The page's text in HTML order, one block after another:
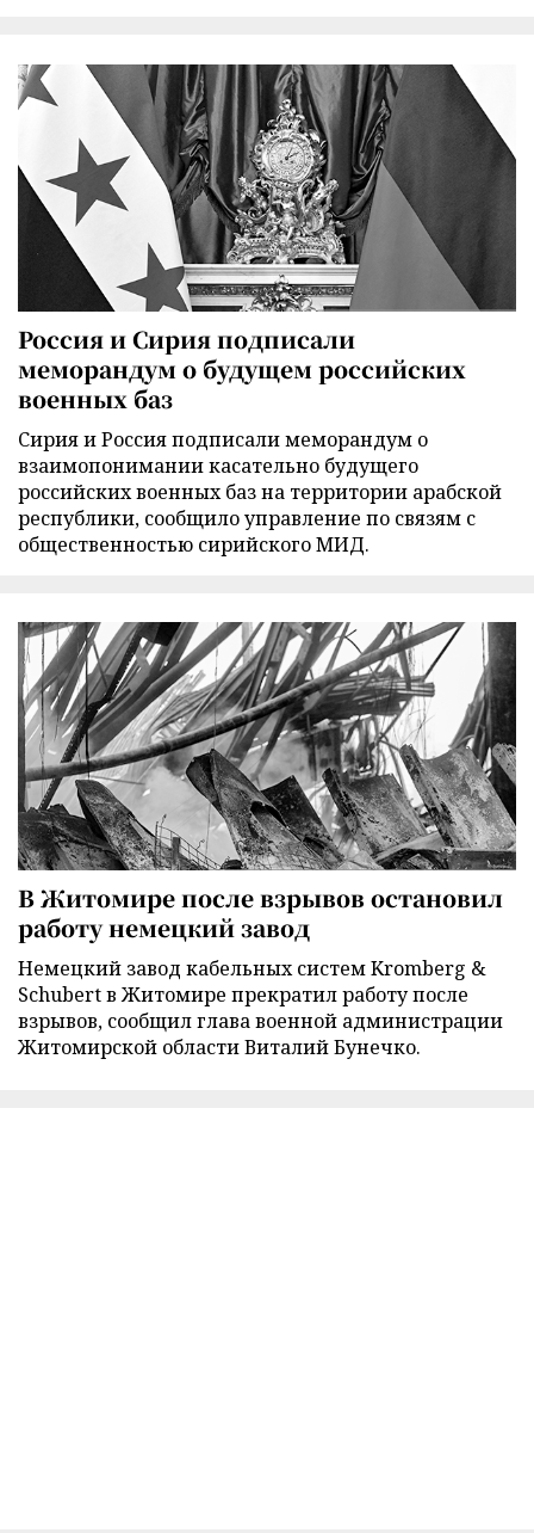
Россия и Сирия подписали
меморандум о будущем российских
военных баз
Сирия и Россия подписали меморандум о
взаимопонимании касательно будущего
российских военных баз на территории арабской
республики, сообщило управление по связям с
общественностью сирийского МИД.
В Житомире после взрывов остановил
работу немецкий завод
Немецкий завод кабельных систем Kromberg &
Schubert в Житомире прекратил работу после
взрывов, сообщил глава военной администрации
Житомирской области Виталий Бунечко.